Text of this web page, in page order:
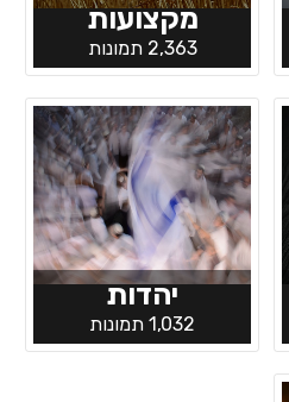
מקצועות
2,363 תמונות
יהדות
1,032 תמונות